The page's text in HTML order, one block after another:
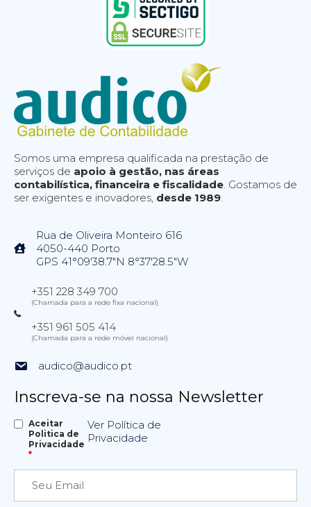
Somos uma empresa qualificada na prestação de
serviços de apoio à gestão, nas áreas
contabilística, financeira e fiscalidade. Gostamos de
ser exigentes e inovadores, desde 1989.
Rua de Oliveira Monteiro 616
4050-440 Porto
GPS 41°09'38.7"N 8°37'28.5"W
+351 228 349 700
(Chamada para a rede fixa nacional)
+351 961 505 414
(Chamada para a rede móvel nacional)
audico@audico.pt
Inscreva-se na nossa Newsletter
Aceitar
Politica de
Privacidade
*
Ver Política de
Privacidade